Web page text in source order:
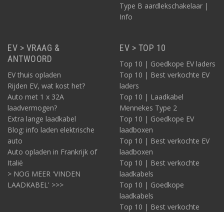
Type B aardlekschakelaar |
Info
EV > VRAAG &
ANTWOORD
EV thuis opladen
Rijden EV, wat kost het?
Auto met 1 x 32A
laadvermogen?
Extra lange laadkabel
Blog: info laden elektrische
auto
Auto opladen in Frankrijk of
Italië
> NOG MEER 'VINDEN
LAADKABEL' >>>
EV > TOP 10
Top 10 | Goedkope EV laders
Top 10 | Best verkochte EV
laders
Top 10 | Laadkabel
Mennekes Type 2
Top 10 | Goedkope EV
laadboxen
Top 10 | Best verkochte EV
laadboxen
Top 10 | Best verkochte
laadkabels
Top 10 | Goedkope
laadkabels
Top 10 | Best verkochte